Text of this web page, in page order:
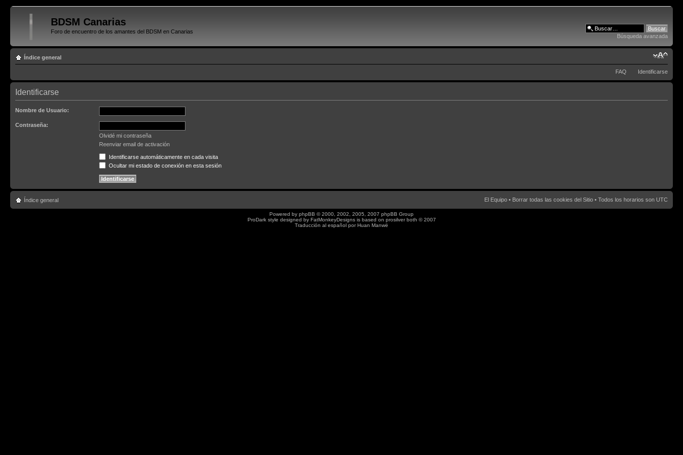
BDSM Canarias
Foro de encuentro de los amantes del BDSM en Canarias
Búsqueda avanzada
Índice general
FAQ Identificarse
Identificarse
Nombre de Usuario:
Contraseña:
Olvidé mi contraseña
Reenviar email de activación
Identificarse automáticamente en cada visita
Ocultar mi estado de conexión en esta sesión
Índice general El Equipo • Borrar todas las cookies del Sitio • Todos los horarios son UTC
Powered by phpBB © 2000, 2002, 2005, 2007 phpBB Group
ProDark style designed by FatMonkeyDesignsis based on prosilverboth © 2007
Traducción al español porHuan Manwë